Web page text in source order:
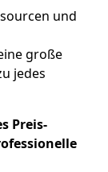
und
große
jedes
Preis-